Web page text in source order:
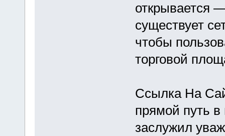
открывается
существует
чтобы
торговой
Ссылка На
прямой путь
заслужил